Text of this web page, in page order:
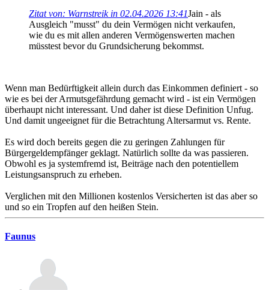
Zitat von: Warnstreik in 02.04.2026 13:41Jain - als
Ausgleich "musst" du dein Vermögen nicht verkaufen,
wie du es mit allen anderen Vermögenswerten machen
müsstest bevor du Grundsicherung bekommst.
Wenn man Bedürftigkeit allein durch das Einkommen definiert - so
wie es bei der Armutsgefährdung gemacht wird - ist ein Vermögen
überhaupt nicht interessant. Und daher ist diese Definition Unfug.
Und damit ungeeignet für die Betrachtung Altersarmut vs. Rente.
Es wird doch bereits gegen die zu geringen Zahlungen für
Bürgergeldempfänger geklagt. Natürlich sollte da was passieren.
Obwohl es ja systemfremd ist, Beiträge nach den potentiellem
Leistungsanspruch zu erheben.
Verglichen mit den Millionen kostenlos Versicherten ist das aber so
und so ein Tropfen auf den heißen Stein.
Faunus